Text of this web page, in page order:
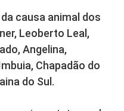
causa animal dos
Leoberto Leal,
Angelina,
Chapadão do
do Sul.